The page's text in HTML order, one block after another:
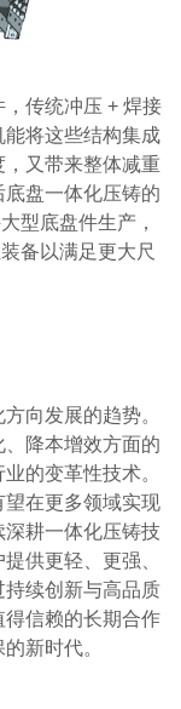
传统冲压 + 焊接
将这些结构集成
又带来整体减重
盘一体化压铸的
型底盘件生产，
备以满足更大尺
向发展的趋势。
降本增效方面的
的变革性技术。
望在更多领域实现
耕一体化压铸技
供更轻、更强、
续创新与高品质
信赖的长期合作
新时代。